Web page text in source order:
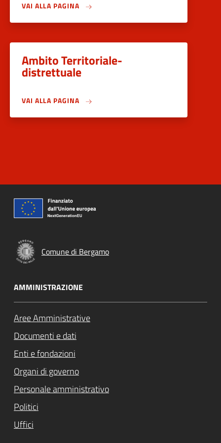
VAI ALLA PAGINA
Ambito Territoriale-
distrettuale
VAI ALLA PAGINA
Comune di Bergamo
AMMINISTRAZIONE
Aree Amministrative
Documenti e dati
Enti e fondazioni
Organi di governo
Personale amministrativo
Politici
Uffici